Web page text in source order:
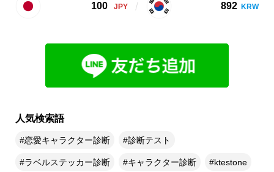
100 892
人気検索語
恋愛キャラクター診断 診断テスト
ラベルステッカー診断 キャラクター診断 ktestone